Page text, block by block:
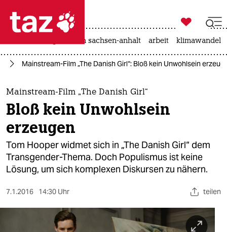
 taz zahl ich
taz zahl ich
themen
politik
öko
gesellschaft
sport

taz zahl ich
landtagswahl in sachsen-anhalt arbeit klimawandel
Mainstream-Film „The Danish Girl“: Bloß kein Unwohlsein
Mainstream-Film „The Danish Girl“
Bloß kein Unwohlsein
erzeugen
Tom Hooper widmet sich in „The Danish Girl“ dem
Transgender-Thema. Doch Populismus ist keine
Lösung, um sich komplexen Diskursen zu nähern.
7.1.2016 14:30 Uhr teilen